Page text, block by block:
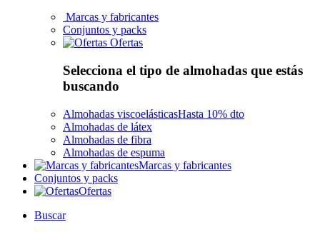
Marcas y fabricantes
Conjuntos y packs
Ofertas
Selecciona el tipo de almohadas que estás
buscando
Almohadas viscoelásticasHasta 10% dto
Almohadas de látex
Almohadas de fibra
Almohadas de espuma
Marcas y fabricantes
Conjuntos y packs
Ofertas
Buscar